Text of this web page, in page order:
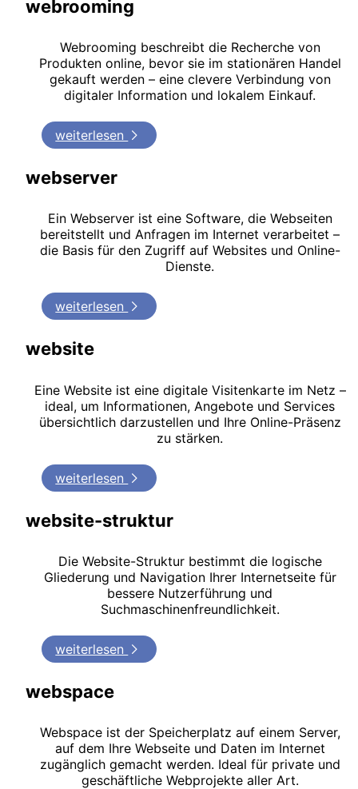
webrooming
Webrooming beschreibt die Recherche von
Produkten online, bevor sie im stationären Handel
gekauft werden – eine clevere Verbindung von
digitaler Information und lokalem Einkauf.
weiterlesen
webserver
Ein Webserver ist eine Software, die Webseiten
bereitstellt und Anfragen im Internet verarbeitet –
die Basis für den Zugriff auf Websites und Online-
Dienste.
weiterlesen
website
Eine Website ist eine digitale Visitenkarte im Netz –
ideal, um Informationen, Angebote und Services
übersichtlich darzustellen und Ihre Online-Präsenz
zu stärken.
weiterlesen
website-struktur
Die Website-Struktur bestimmt die logische
Gliederung und Navigation Ihrer Internetseite für
bessere Nutzerführung und
Suchmaschinenfreundlichkeit.
weiterlesen
webspace
Webspace ist der Speicherplatz auf einem Server,
auf dem Ihre Webseite und Daten im Internet
zugänglich gemacht werden. Ideal für private und
geschäftliche Webprojekte aller Art.